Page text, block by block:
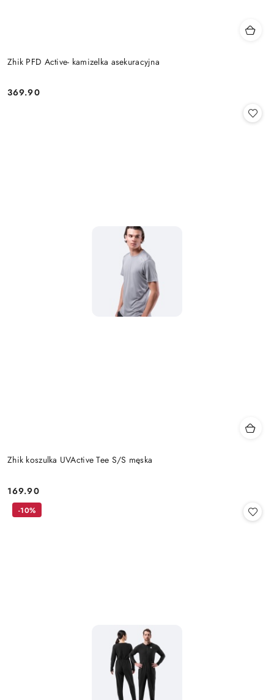
Zhik PFD Active- kamizelka asekuracyjna
Cena:
369.90
Zhik koszulka UVActive Tee S/S męska
Cena:
169.90
-10%